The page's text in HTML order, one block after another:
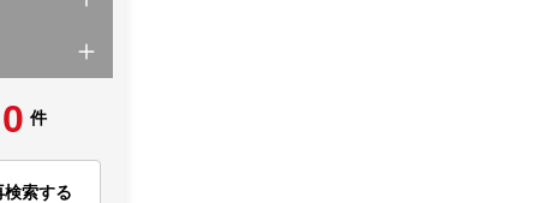
0 件
検索する